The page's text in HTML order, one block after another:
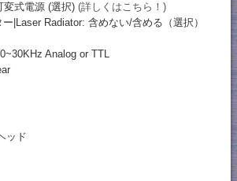
変式電源 (選択) (詳しくはこちら！)
|Laser Radiator: 含めない/含める（選択）
Analog or TTL
ッド